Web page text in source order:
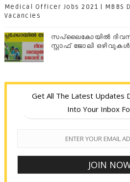
Medical Officer Jobs 2021 | MBBS
Vacancies
സപ്ലൈകോയില്‍
സ്റ്റാഫ് ജോലി ഒഴിവുകൾ
Get All The Latest Updates
Into Your Inbox